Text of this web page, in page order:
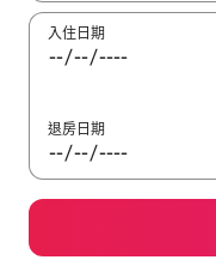
入住日期
退房日期